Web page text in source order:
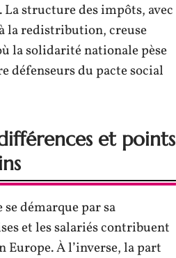
structure des impôts, avec
la redistribution, creuse
la solidarité nationale pèse
défenseurs du pacte social
et points
démarque par sa
et les salariés contribuent
Europe. À l’inverse, la part